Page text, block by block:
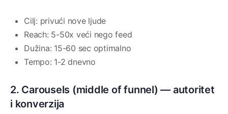
Cilj: privući nove ljude
Reach: 5-50x veći nego feed
Dužina: 15-60 sec optimalno
Tempo: 1-2 dnevno
2. Carousels (middle of funnel) — autoritet
i konverzija